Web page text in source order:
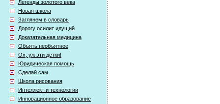
Легенды золотого века
Новая школа
Заглянем в словарь
Дорогу осилит идущий
Доказательная медицина
Объять необъятное
Ох, уж эти детки!
Юридическая помощь
Сделай сам
Школа рисования
Интеллект и технологии
Инновационное образование